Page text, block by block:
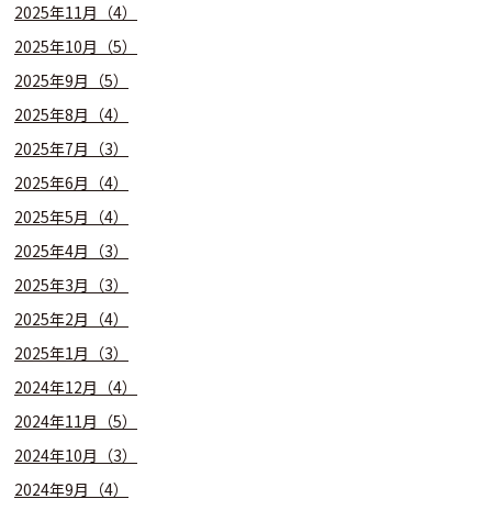
2025年11月（4）
2025年10月（5）
2025年9月（5）
2025年8月（4）
2025年7月（3）
2025年6月（4）
2025年5月（4）
2025年4月（3）
2025年3月（3）
2025年2月（4）
2025年1月（3）
2024年12月（4）
2024年11月（5）
2024年10月（3）
2024年9月（4）